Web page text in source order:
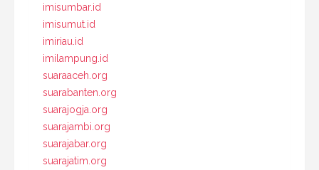
imisumbar.id
imisumut.id
imiriau.id
imilampung.id
suaraaceh.org
suarabanten.org
suarajogja.org
suarajambi.org
suarajabar.org
suarajatim.org